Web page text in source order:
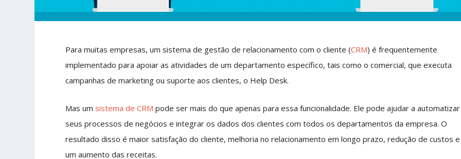
Para muitas empresas, um sistema de gestão de relacionamento com o cliente (CRM) é frequentemente
implementado para apoiar as atividades de um departamento específico, tais como o comercial, que executa
campanhas de marketing ou suporte aos clientes, o Help Desk.
Mas umsistema de CRM pode ser mais do que apenas para essa funcionalidade. Ele pode ajudar a automatizar
seus processos de negócios e integrar os dados dos clientes com todos os departamentos da empresa. O
resultado disso é maior satisfação do cliente, melhoria no relacionamento em longo prazo, redução de custos e
um aumento das receitas.